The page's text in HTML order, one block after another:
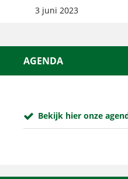
3 juni 2023
AGENDA
Bekijk hier onze